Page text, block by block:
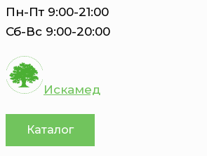
Пн-Пт 9:00-21:00
Сб-Вс 9:00-20:00
Искамед
Каталог